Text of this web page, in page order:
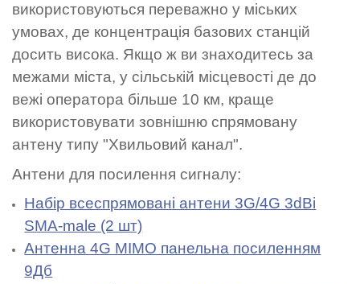
використовуються переважно у міських
умовах, де концентрація базових станцій
досить висока. Якщо ж ви знаходитесь за
межами міста, у сільській місцевості де до
вежі оператора більше 10 км, краще
використовувати зовнішню спрямовану
антену типу "Хвильовий канал".
Антени для посилення сигналу:
Набір всеспрямовані антени 3G/4G 3dBi
SMA-male (2 шт)
Антенна 4G MIMO панельна посиленням
9Дб